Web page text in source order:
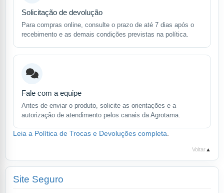
Solicitação de devolução
Para compras online, consulte o prazo de até 7 dias após o
recebimento e as demais condições previstas na política.
Fale com a equipe
Antes de enviar o produto, solicite as orientações e a
autorização de atendimento pelos canais da Agrotama.
Leia a Política de Trocas e Devoluções completa
Voltar ▲
Site Seguro